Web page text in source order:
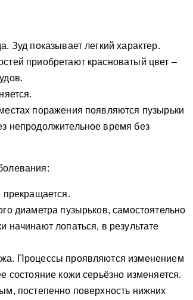
Зуд показывает легкий характер.
приобретают красноватый цвет –
поражения появляются пузырьки
непродолжительное время без
прекращается.
диаметра пузырьков, самостоятельно
начинают лопаться, в результате
Процессы проявляются изменением
состояние кожи серьёзно изменяется.
постепенно поверхность нижних